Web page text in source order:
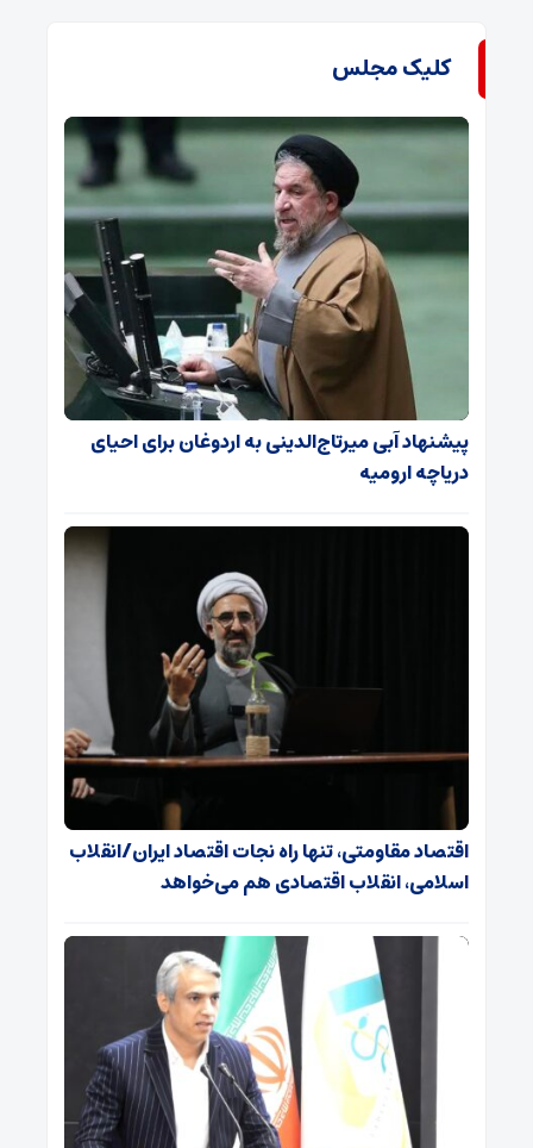
کلیک مجلس
پیشنهاد آبی میرتاج‌الدینی‌ به اردوغان برای احیای
دریاچه ارومیه
اقتصاد مقاومتی، تنها راه نجات اقتصاد ایران/انقلاب
اسلامی، انقلاب اقتصادی هم می‌خواهد